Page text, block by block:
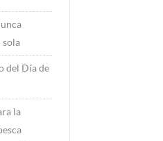
sola
del Día de
la